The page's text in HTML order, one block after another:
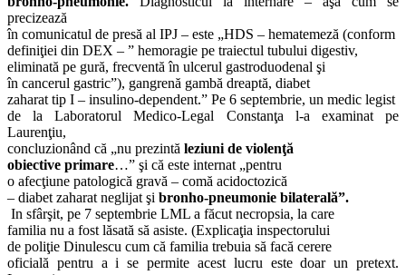
precizează
în comunicatul de presă al IPJ – este „HDS – hematemeză (conform
definiţiei din DEX – ” hemoragie pe traiectul tubului digestiv,
eliminată pe gură, frecventă în ulcerul gastroduodenal şi
în cancerul gastric”), gangrenă gambă dreaptă, diabet
zaharat tip I – insulino-dependent.” Pe 6 septembrie, un medic legist
de la Laboratorul Medico-Legal Constanţa l-a examinat pe
Laurenţiu,
concluzionând că „nu prezintă leziuni de violenţă
obiective primare…” şi că este internat „pentru
o afecţiune patologică gravă – comă acidoctozică
– diabet zaharat neglijat şi bronho-pneumonie bilaterală”.
In sfârşit, pe 7 septembrie LML a făcut necropsia, la care
familia nu a fost lăsată să asiste. (Explicaţia inspectorului
de poliţie Dinulescu cum că familia trebuia să facă cerere
oficială pentru a i se permite acest lucru este doar un pretext.